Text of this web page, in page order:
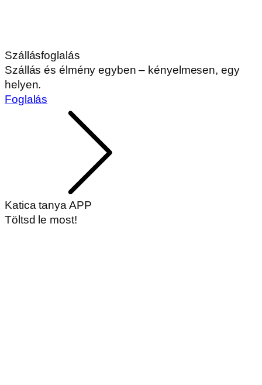
Szállásfoglalás
Szállás és élmény egyben – kényelmesen, egy
helyen.
Foglalás
Katica tanya APP
Töltsd le most!